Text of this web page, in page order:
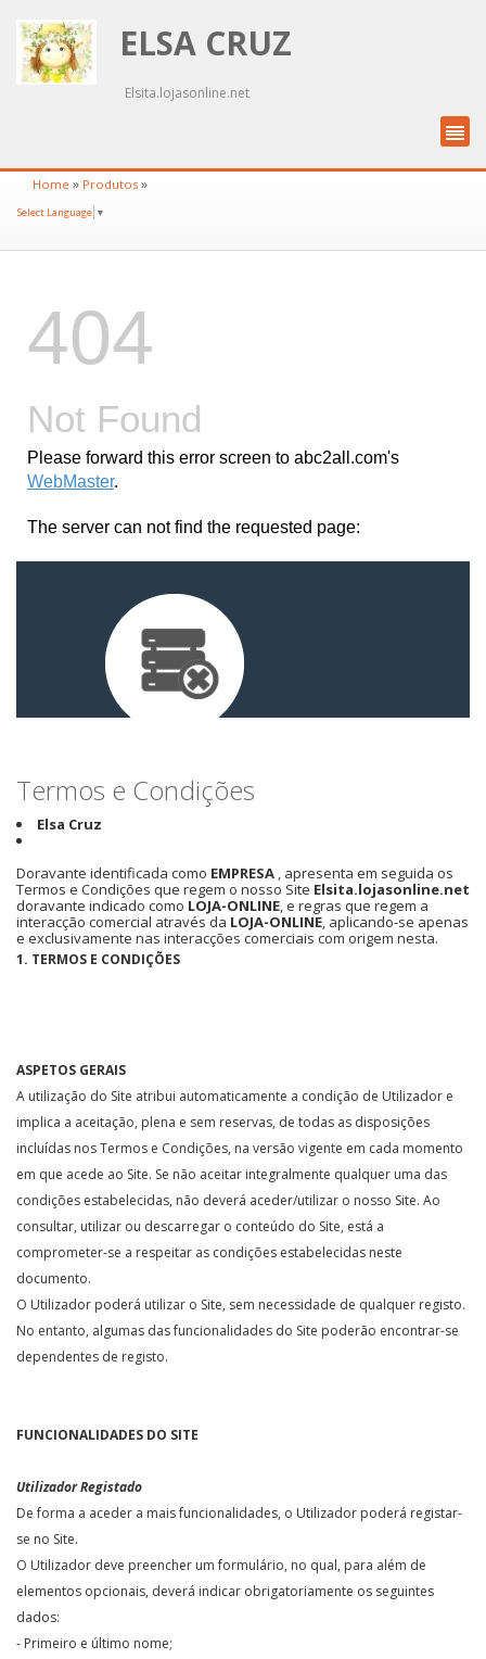
ELSA CRUZ
Elsita.lojasonline.net
Home » Produtos »
Select Language ▼
Termos e Condições
Elsa Cruz
Doravante identificada como EMPRESA , apresenta em seguida os
Termos e Condições que regem o nosso Site Elsita.lojasonline.net
doravante indicado como LOJA-ONLINE, e regras que regem a
interacção comercial através da LOJA-ONLINE, aplicando-se apenas
e exclusivamente nas interacções comerciais com origem nesta.
1. TERMOS E CONDIÇÕES
ASPETOS GERAIS
A utilização do Site atribui automaticamente a condição de Utilizador e
implica a aceitação, plena e sem reservas, de todas as disposições
incluídas nos Termos e Condições, na versão vigente em cada momento
em que acede ao Site. Se não aceitar integralmente qualquer uma das
condições estabelecidas, não deverá aceder/utilizar o nosso Site. Ao
consultar, utilizar ou descarregar o conteúdo do Site, está a
comprometer-se a respeitar as condições estabelecidas neste
documento.
O Utilizador poderá utilizar o Site, sem necessidade de qualquer registo.
No entanto, algumas das funcionalidades do Site poderão encontrar-se
dependentes de registo.
FUNCIONALIDADES DO SITE
Utilizador Registado
De forma a aceder a mais funcionalidades, o Utilizador poderá registar-
se no Site.
O Utilizador deve preencher um formulário, no qual, para além de
elementos opcionais, deverá indicar obrigatoriamente os seguintes
dados:
- Primeiro e último nome;